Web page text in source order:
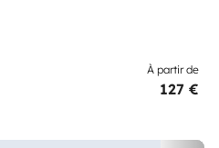
À partir de
127 €